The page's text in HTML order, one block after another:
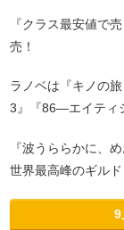
『クラス最安値で
売！
ラノベは『キノの
3』『86―エイティ
『波うららかに、
世界最高峰のギル
9